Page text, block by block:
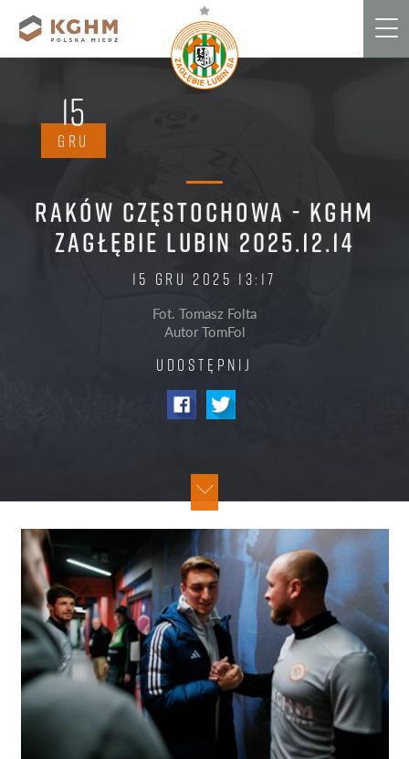
RAKÓW CZĘSTOCHOWA - KGHM
ZAGŁĘBIE LUBIN 2025.12.14
15 GRU 2025 13:17
Fot. Tomasz Folta
Autor TomFol
UDOSTĘPNIJ
15
GRU